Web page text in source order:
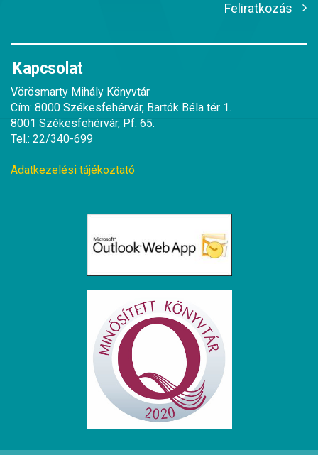
Feliratkozás
Kapcsolat
Vörösmarty Mihály Könyvtár
Cím: 8000 Székesfehérvár, Bartók Béla tér 1.
8001 Székesfehérvár, Pf: 65.
Tel.: 22/340-699
Adatkezelési tájékoztató